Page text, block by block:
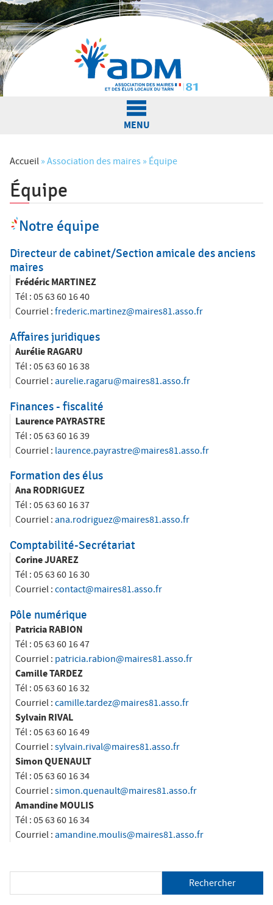
Jump to navigation
MENU
L'Association
Actualités
Nos services
Espace Elus
V
o
s
ê
e
s
i
c
i
Accueil » Association des maires » Équipe
Équipe
Notre équipe
Directeur de cabinet/Section amicale des anciens
maires
Frédéric MARTINEZ
Tél : 05 63 60 16 40
Courriel : frederic.martinez@maires81.asso.fr
Affaires juridiques
Aurélie RAGARU
Tél : 05 63 60 16 38
Courriel : aurelie.ragaru@maires81.asso.fr
Finances - fiscalité
Laurence PAYRASTRE
Tél : 05 63 60 16 39
Courriel : laurence.payrastre@maires81.asso.fr
Formation des élus
Ana RODRIGUEZ
Tél : 05 63 60 16 37
Courriel : ana.rodriguez@maires81.asso.fr
Comptabilité-Secrétariat
Corine JUAREZ
Tél : 05 63 60 16 30
Courriel : contact@maires81.asso.fr
Pôle numérique
Patricia RABION
Tél : 05 63 60 16 47
Courriel : patricia.rabion@maires81.asso.fr
Camille TARDEZ
Tél : 05 63 60 16 32
Courriel : camille.tardez@maires81.asso.fr
Sylvain RIVAL
Tél : 05 63 60 16 49
Courriel : sylvain.rival@maires81.asso.fr
Simon QUENAULT
Tél : 05 63 60 16 34
Courriel : simon.quenault@maires81.asso.fr
Amandine MOULIS
Tél : 05 63 60 16 34
Courriel : amandine.moulis@maires81.asso.fr